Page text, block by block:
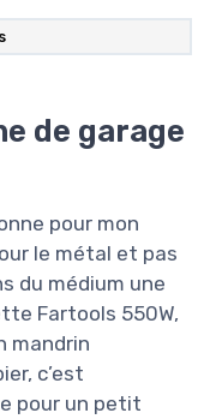
de garage
pour mon
le métal et pas
du médium une
Fartools 550W,
mandrin
c’est
pour un petit